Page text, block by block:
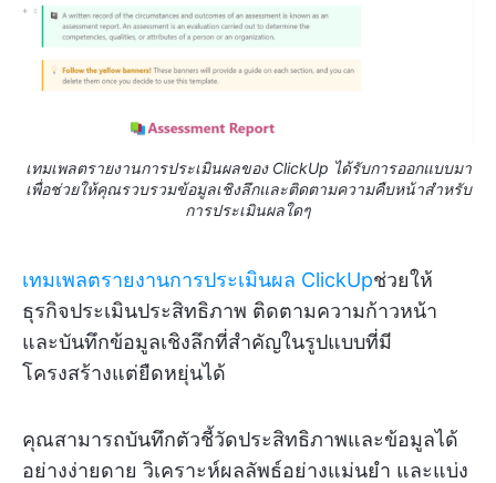
เทมเพลตรายงานการประเมินผลของ ClickUp ได้รับการออกแบบมา
เพื่อช่วยให้คุณรวบรวมข้อมูลเชิงลึกและติดตามความคืบหน้าสำหรับ
การประเมินผลใดๆ
เทมเพลตรายงานการประเมินผล ClickUpช่วยให้
ธุรกิจประเมินประสิทธิภาพ ติดตามความก้าวหน้า
และบันทึกข้อมูลเชิงลึกที่สำคัญในรูปแบบที่มี
โครงสร้างแต่ยืดหยุ่นได้
คุณสามารถบันทึกตัวชี้วัดประสิทธิภาพและข้อมูลได้
อย่างง่ายดาย วิเคราะห์ผลลัพธ์อย่างแม่นยำ และแบ่ง